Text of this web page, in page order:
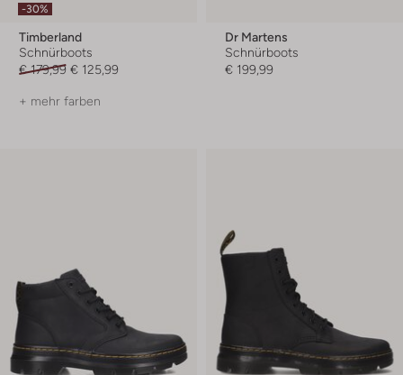
-30%
Timberland
Schnürboots
€ 179,99 € 125,99
+ mehr farben
Dr Martens
Schnürboots
€ 199,99